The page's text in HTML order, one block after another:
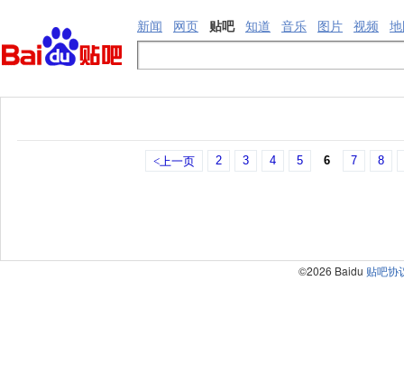
新闻 网页 贴吧 知道 音乐 图片 视频
<上一页 2 3 4 5 6 7 8
©2026 Baidu 贴吧协